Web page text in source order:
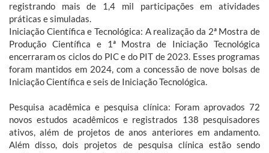
registrando mais de 1,4 mil participações em atividades
práticas e simuladas.
Iniciação Científica e Tecnológica: A realização da 2ª Mostra de
Produção Científica e 1ª Mostra de Iniciação Tecnológica
encerraram os ciclos do PIC e do PIT de 2023. Esses programas
foram mantidos em 2024, com a concessão de nove bolsas de
Iniciação Científica e seis de Iniciação Tecnológica.
Pesquisa acadêmica e pesquisa clínica: Foram aprovados 72
novos estudos acadêmicos e registrados 138 pesquisadores
ativos, além de projetos de anos anteriores em andamento.
Além disso, dois projetos de pesquisa clínica estão sendo